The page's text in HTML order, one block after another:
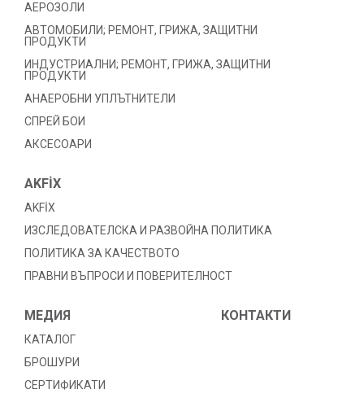
АЕРОЗОЛИ
АВТОМОБИЛИ; РЕМОНТ, ГРИЖА, ЗАЩИТНИ
ПРОДУКТИ
ИНДУСТРИАЛНИ; РЕМОНТ, ГРИЖА, ЗАЩИТНИ
ПРОДУКТИ
АНАЕРОБНИ УПЛЪТНИТЕЛИ
СПРЕЙ БОИ
АКСЕСОАРИ
AKFİX
AKFİX
ИЗСЛЕДОВАТЕЛСКА И РАЗВОЙНА ПОЛИТИКА
ПОЛИТИКА ЗА КАЧЕСТВОТО
ПРАВНИ ВЪПРОСИ И ПОВЕРИТЕЛНОСТ
МЕДИЯ
КАТАЛОГ
БРОШУРИ
СЕРТИФИКАТИ
КОНТАКТИ